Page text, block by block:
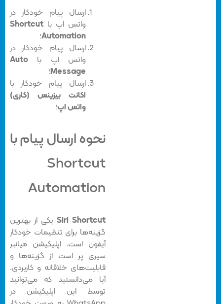
ارسال پیام خودکار در
واتس اپ باShortcut
Automation؛
ارسال پیام خودکار در
واتس اپ با
Auto
Message؛
ارسال پیام خودکار با
اکانت بیزینس (کاری)
واتس اپ؛
نحوه ارسال پیام با
Shortcut
Automation
Siri Shortcut یکی از بهترین
گزینه‌ها برای تنظیمات خودکار
آیفون است. اپلیکیشن میانبر
سیری پر است از گزینه‌ها و
قابلیت‌های خلاقانه و کاربردی.
آیا می‌دانستید که می‌توانید
توسط این اپلیکیشن در